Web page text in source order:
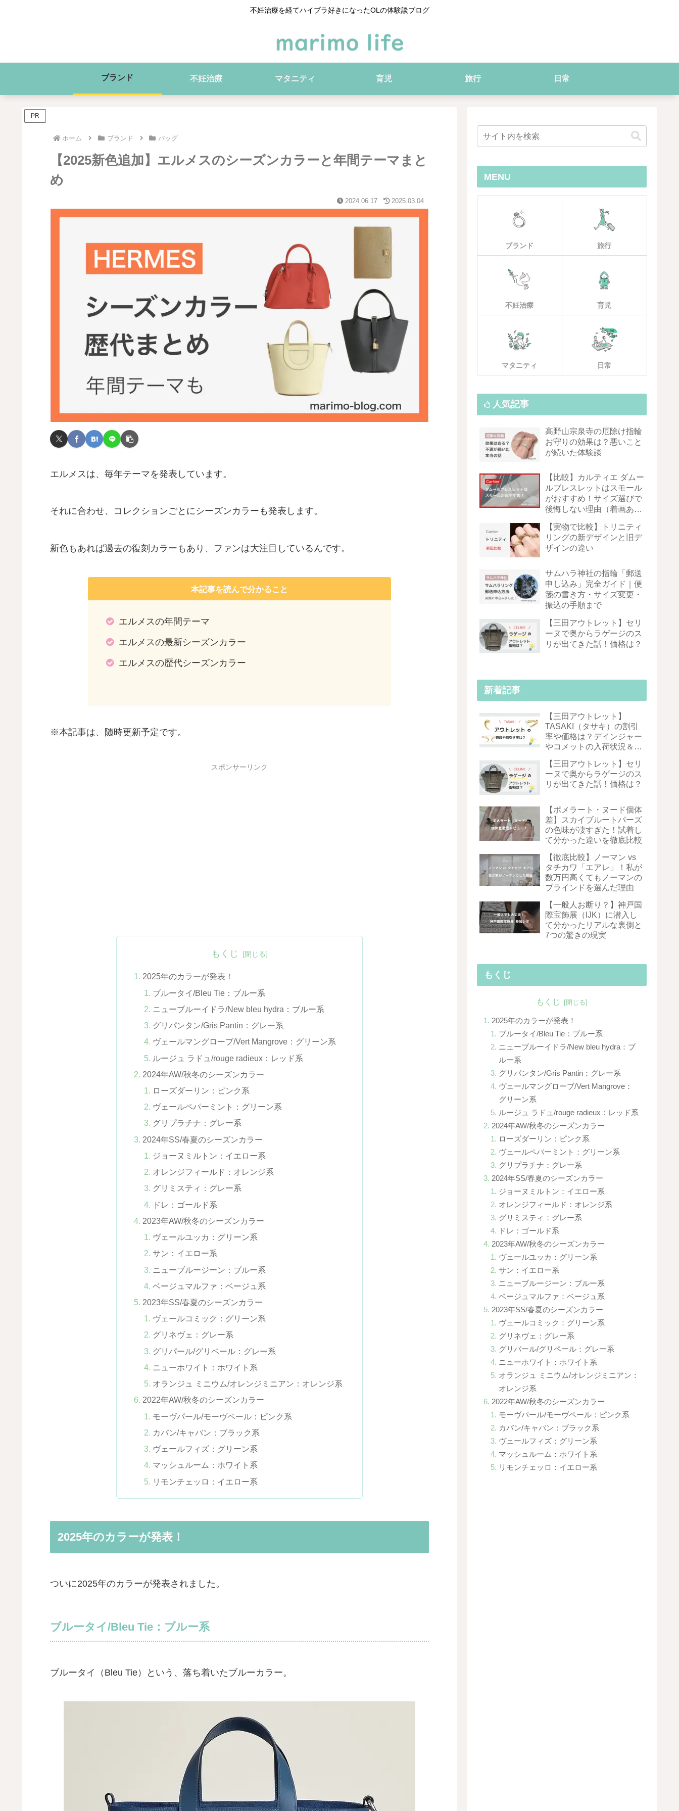
不妊治療を経てハイブラ好きになったOLの体験談ブログ
ブランド 不妊治療 マタニティ 育児 旅行 日常
PR
ホーム ブランド バッグ
【2025新色追加】エルメスのシーズンカラーと年間テーマまと
め
2024.06.17 2025.03.04
エルメスは、毎年テーマを発表しています。
それに合わせ、コレクションごとにシーズンカラーも発表します。
新色もあれば過去の復刻カラーもあり、ファンは大注目しているんです。
本記事を読んで分かること
エルメスの年間テーマ
エルメスの最新シーズンカラー
エルメスの歴代シーズンカラー
※本記事は、随時更新予定です。
スポンサーリンク
もくじ
2025年のカラーが発表！
ブルータイ/Bleu Tie：ブルー系
ニューブルーイドラ/New bleu hydra：ブルー系
グリパンタン/Gris Pantin：グレー系
ヴェールマングローブ/Vert Mangrove：グリーン系
ルージュ ラドュ/rouge radieux：レッド系
2024年AW/秋冬のシーズンカラー
ローズダーリン：ピンク系
ヴェールペパーミント：グリーン系
グリプラチナ：グレー系
2024年SS/春夏のシーズンカラー
ジョーヌミルトン：イエロー系
オレンジフィールド：オレンジ系
グリミスティ：グレー系
ドレ：ゴールド系
2023年AW/秋冬のシーズンカラー
ヴェールユッカ：グリーン系
サン：イエロー系
ニューブルージーン：ブルー系
ベージュマルファ：ベージュ系
2023年SS/春夏のシーズンカラー
ヴェールコミック：グリーン系
グリネヴェ：グレー系
グリパール/グリペール：グレー系
ニューホワイト：ホワイト系
オランジュ ミニウム/オレンジミニアン：オレンジ系
2022年AW/秋冬のシーズンカラー
モーヴパール/モーヴペール：ピンク系
カバン/キャバン：ブラック系
ヴェールフィズ：グリーン系
マッシュルーム：ホワイト系
リモンチェッロ：イエロー系
2025年のカラーが発表！
ついに2025年のカラーが発表されました。
ブルータイ/Bleu Tie：ブルー系
ブルータイ（Bleu Tie）という、落ち着いたブルーカラー。
MENU
ブランド 旅行
不妊治療 育児
マタニティ 日常
人気記事
高野山宗泉寺の厄除け指輪
お守りの効果は？悪いこと
が続いた体験談
【比較】カルティエ ダムー
ルブレスレットはスモール
がおすすめ！サイズ選びで
後悔しない理由（着画あ
【実物で比較】トリニティ
リングの新デザインと旧デ
ザインの違い
サムハラ神社の指輪「郵送
申し込み」完全ガイド｜便
箋の書き方・サイズ変更・
振込の手順まで
【三田アウトレット】セリ
ーヌで奥からラゲージのス
リが出てきた話！価格は？
新着記事
【三田アウトレット】
TASAKI（タサキ）の割引
率や価格は？デインジャー
やコメットの入荷状況＆お
【三田アウトレット】セリ
ーヌで奥からラゲージのス
リが出てきた話！価格は？
【ポメラート・ヌード個体
差】スカイブルートパーズ
の色味が凄すぎた！試着し
て分かった違いを徹底比較
【徹底比較】ノーマン vs
タチカワ「エアレ」！私が
数万円高くてもノーマンの
ブラインドを選んだ理由
【一般人お断り？】神戸国
際宝飾展（IJK）に潜入し
て分かったリアルな裏側と
7つの驚きの現実
もくじ
もくじ
2025年のカラーが発表！
ブルータイ/Bleu Tie：ブルー系
ニューブルーイドラ/New bleu hydra：ブ
ルー系
グリパンタン/Gris Pantin：グレー系
ヴェールマングローブ/Vert Mangrove：
グリーン系
ルージュ ラドュ/rouge radieux：レッド系
2024年AW/秋冬のシーズンカラー
ローズダーリン：ピンク系
ヴェールペパーミント：グリーン系
グリプラチナ：グレー系
2024年SS/春夏のシーズンカラー
ジョーヌミルトン：イエロー系
オレンジフィールド：オレンジ系
グリミスティ：グレー系
ドレ：ゴールド系
2023年AW/秋冬のシーズンカラー
ヴェールユッカ：グリーン系
サン：イエロー系
ニューブルージーン：ブルー系
ベージュマルファ：ベージュ系
2023年SS/春夏のシーズンカラー
ヴェールコミック：グリーン系
グリネヴェ：グレー系
グリパール/グリペール：グレー系
ニューホワイト：ホワイト系
オランジュ ミニウム/オレンジミニアン：
オレンジ系
2022年AW/秋冬のシーズンカラー
モーヴパール/モーヴペール：ピンク系
カバン/キャバン：ブラック系
ヴェールフィズ：グリーン系
マッシュルーム：ホワイト系
リモンチェッロ：イエロー系